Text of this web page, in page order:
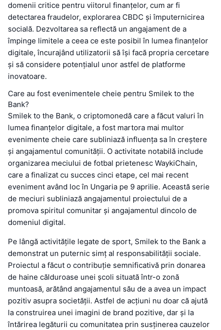
domenii critice pentru viitorul finanțelor, cum ar fi
detectarea fraudelor, explorarea CBDC și împuternicirea
socială. Dezvoltarea sa reflectă un angajament de a
împinge limitele a ceea ce este posibil în lumea finanțelor
digitale, încurajând utilizatorii să își facă propria cercetare
și să considere potențialul unor astfel de platforme
inovatoare.
Care au fost evenimentele cheie pentru Smilek to the
Bank?
Smilek to the Bank, o criptomonedă care a făcut valuri în
lumea finanțelor digitale, a fost martora mai multor
evenimente cheie care subliniază influența sa în creștere
și angajamentul comunității. O activitate notabilă include
organizarea meciului de fotbal prietenesc WaykiChain,
care a finalizat cu succes cinci etape, cel mai recent
eveniment având loc în Ungaria pe 9 aprilie. Această serie
de meciuri subliniază angajamentul proiectului de a
promova spiritul comunitar și angajamentul dincolo de
domeniul digital.
Pe lângă activitățile legate de sport, Smilek to the Bank a
demonstrat un puternic simț al responsabilității sociale.
Proiectul a făcut o contribuție semnificativă prin donarea
de haine călduroase unei școli situată într-o zonă
muntoasă, arătând angajamentul său de a avea un impact
pozitiv asupra societății. Astfel de acțiuni nu doar că ajută
la construirea unei imagini de brand pozitive, dar și la
întărirea legăturii cu comunitatea prin susținerea cauzelor